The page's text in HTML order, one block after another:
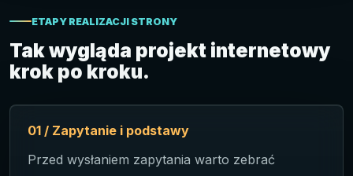
ETAPY REALIZACJI STRONY
Tak wygląda projekt internetowy
krok po kroku.
01 / Zapytanie i podstawy
Przed wysłaniem zapytania warto zebrać